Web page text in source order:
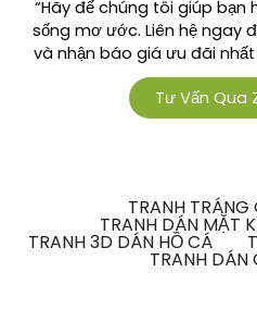
“Hãy để chúng tôi giúp bạn
sống mơ ước. Liên hệ ngay
và nhận báo giá ưu đãi
Tư Vấn Qua
TRANH
TRANH DÁN MẶT
TRANH 3D DÁN HỒ CÁ
TRANH DÁN